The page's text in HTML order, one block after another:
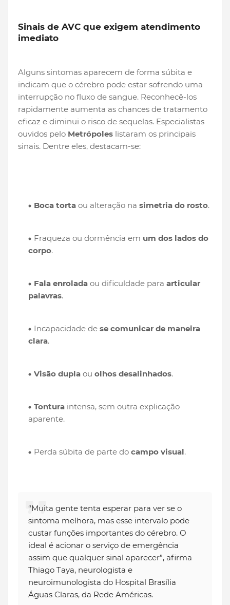
Sinais de AVC que exigem atendimento
imediato
Alguns sintomas aparecem de forma súbita e
indicam que o cérebro pode estar sofrendo uma
interrupção no fluxo de sangue. Reconhecê-los
rapidamente aumenta as chances de tratamento
eficaz e diminui o risco de sequelas. Especialistas
ouvidos pelo Metrópoles listaram os principais
sinais. Dentre eles, destacam-se:
Boca torta ou alteração na simetria do rosto.
Fraqueza ou dormência em um dos lados do
corpo.
Fala enrolada ou dificuldade para articular
palavras.
Incapacidade de se comunicar de maneira
clara.
Visão dupla ou olhos desalinhados.
Tontura intensa, sem outra explicação
aparente.
Perda súbita de parte do campo visual.
“Muita gente tenta esperar para ver se o
sintoma melhora, mas esse intervalo pode
custar funções importantes do cérebro. O
ideal é acionar o serviço de emergência
assim que qualquer sinal aparecer”, afirma
Thiago Taya, neurologista e
neuroimunologista do Hospital Brasília
Águas Claras, da Rede Américas.